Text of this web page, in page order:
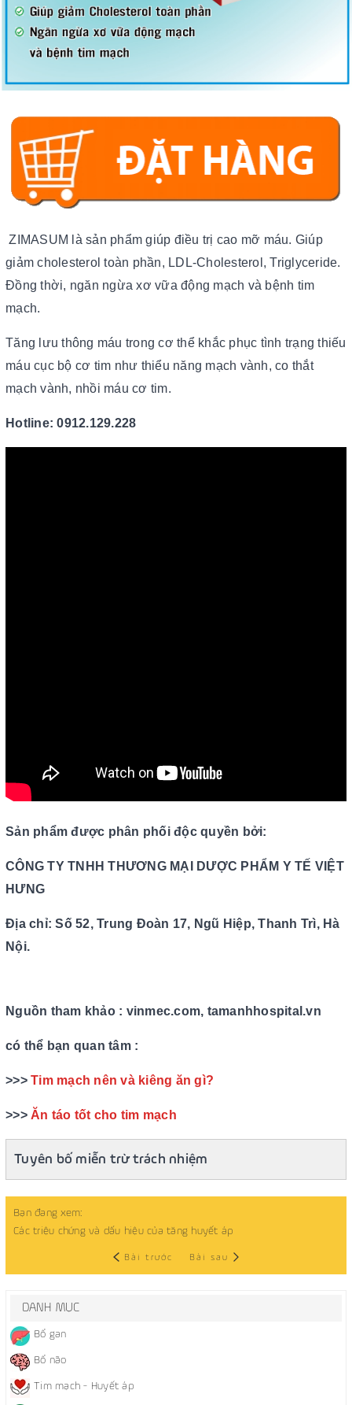
ZIMASUM là sản phẩm giúp điều trị cao mỡ máu. Giúp
giảm cholesterol toàn phần, LDL-Cholesterol, Triglyceride.
Đồng thời, ngăn ngừa xơ vữa động mạch và bệnh tim
mạch.
Tăng lưu thông máu trong cơ thể khắc phục tình trạng thiếu
máu cục bộ cơ tim như thiểu năng mạch vành, co thắt
mạch vành, nhồi máu cơ tim.
Hotline: 0912.129.228
Sản phẩm được phân phối độc quyền bởi:
CÔNG TY TNHH THƯƠNG MẠI DƯỢC PHẨM Y TẾ VIỆT
HƯNG
Địa chỉ: Số 52, Trung Đoàn 17, Ngũ Hiệp, Thanh Trì, Hà
Nội.
Nguồn tham khảo : vinmec.com, tamanhhospital.vn
có thể bạn quan tâm :
>>> Tim mạch nên và kiêng ăn gì?
>>> Ăn táo tốt cho tim mạch
Tuyên bố miễn trừ trách nhiệm
Bạn đang xem:
Các triệu chứng và dấu hiệu của tăng huyết áp
Bài trước Bài sau
DANH MỤC
Bổ gan
Bổ não
Tim mạch - Huyết áp